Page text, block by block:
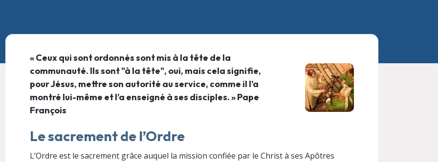
« Ceux qui sont ordonnés sont mis à la tête de la
communauté. Ils sont "à la tête", oui, mais cela signifie,
pour Jésus, mettre son autorité au service, comme il l’a
montré lui-même et l’a enseigné à ses disciples. » Pape
François
Le sacrement de l’Ordre
L’Ordre est le sacrement grâce auquel la mission confiée par le Christ à ses Apôtres